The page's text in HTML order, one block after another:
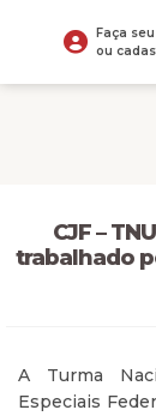
Faça
ou
CJF –
trabalhado
A Turma
Especiais